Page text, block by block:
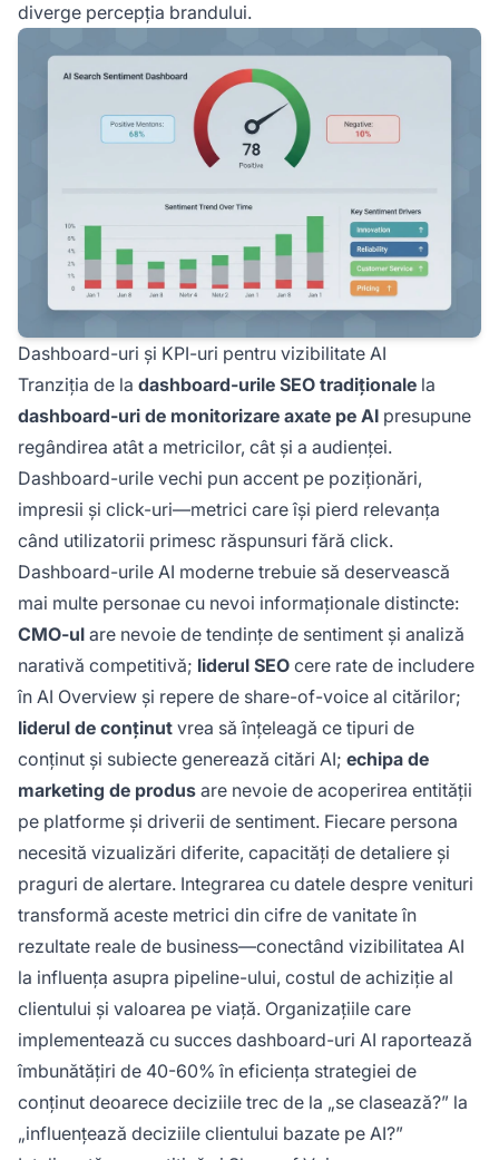
diverge percepția brandului.
Dashboard-uri și KPI-uri pentru vizibilitate AI
Tranziția de la dashboard-urile SEO tradiționale la
dashboard-uri de monitorizare axate pe AI presupune
regândirea atât a metricilor, cât și a audienței.
Dashboard-urile vechi pun accent pe poziționări,
impresii și click-uri—metrici care își pierd relevanța
când utilizatorii primesc răspunsuri fără click.
Dashboard-urile AI moderne trebuie să deservească
mai multe personae cu nevoi informaționale distincte:
CMO-ul are nevoie de tendințe de sentiment și analiză
narativă competitivă; liderul SEO cere rate de includere
în AI Overview și repere de share-of-voice al citărilor;
liderul de conținut vrea să înțeleagă ce tipuri de
conținut și subiecte generează citări AI; echipa de
marketing de produs are nevoie de acoperirea entității
pe platforme și driverii de sentiment. Fiecare persona
necesită vizualizări diferite, capacități de detaliere și
praguri de alertare. Integrarea cu datele despre venituri
transformă aceste metrici din cifre de vanitate în
rezultate reale de business—conectând vizibilitatea AI
la influența asupra pipeline-ului, costul de achiziție al
clientului și valoarea pe viață. Organizațiile care
implementează cu succes dashboard-uri AI raportează
îmbunătățiri de 40-60% în eficiența strategiei de
conținut deoarece deciziile trec de la „se clasează?” la
„influențează deciziile clientului bazate pe AI?”